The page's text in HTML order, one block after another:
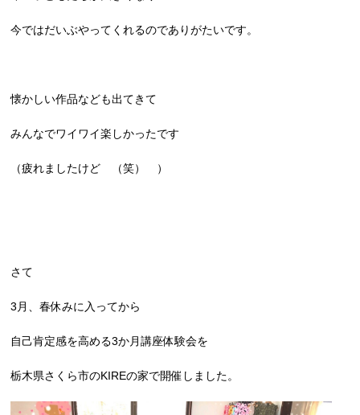
今ではだいぶやってくれるのでありがたいです。
懐かしい作品なども出てきて
みんなでワイワイ楽しかったです
（疲れましたけど （笑） ）
さて
3月、春休みに入ってから
自己肯定感を高める3か月講座体験会を
栃木県さくら市のKIREの家で開催しました。